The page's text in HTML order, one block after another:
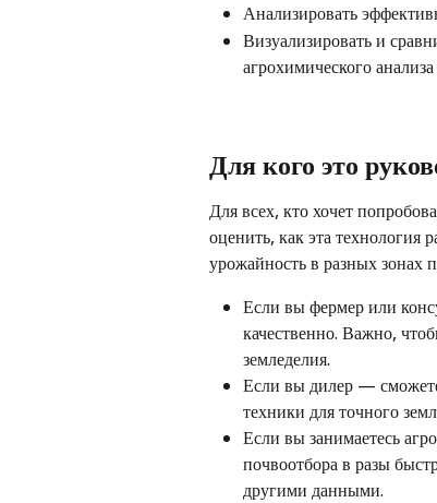
Анализировать
Визуализировать и
агрохимического
Для кого это
Для всех, кто хочет
оценить, как эта технология
урожайность в разных зонах
Если вы фермер или
качественно. Важно,
земледелия.
Если вы дилер —
техники для точного
Если вы занимаетесь
почвоотбора в разы
другими данными.